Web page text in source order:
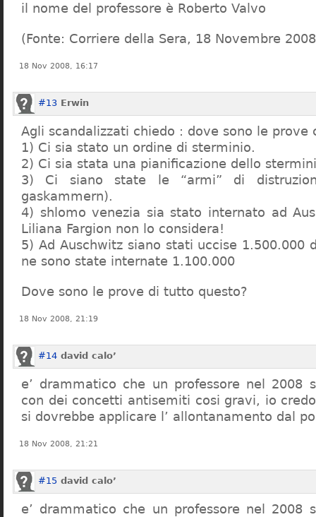
il nome del professore è Roberto Valvo
(Fonte: Corriere della Sera, 18 Novembre
18 Nov 2008, 16:17
#13 Erwin
Agli scandalizzati chiedo : dove sono le prove
1) Ci sia stato un ordine di sterminio.
2) Ci sia stata una pianificazione dello
3) Ci siano state le “armi” di
gaskammern).
4) shlomo venezia sia stato internato ad
Liliana Fargion non lo considera!
5) Ad Auschwitz siano stati uccise 1.500.000
ne sono state internate 1.100.000
Dove sono le prove di tutto questo?
18 Nov 2008, 21:19
#14 david calo’
e’ drammatico che un professore nel 2008
con dei concetti antisemiti cosi gravi, io
si dovrebbe applicare l’ allontanamento dal
18 Nov 2008, 21:21
#15 david calo’
e’ drammatico che un professore nel 2008